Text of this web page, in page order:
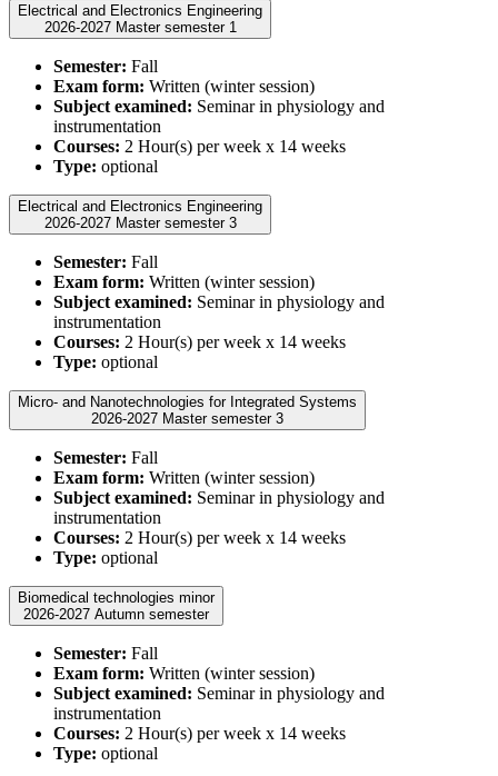
Electrical and Electronics Engineering
2026-2027 Master semester 1
Semester: Fall
Exam form: Written (winter session)
Subject examined: Seminar in physiology and
instrumentation
Courses: 2 Hour(s) per week x 14 weeks
Type: optional
Electrical and Electronics Engineering
2026-2027 Master semester 3
Semester: Fall
Exam form: Written (winter session)
Subject examined: Seminar in physiology and
instrumentation
Courses: 2 Hour(s) per week x 14 weeks
Type: optional
Micro- and Nanotechnologies for Integrated Systems
2026-2027 Master semester 3
Semester: Fall
Exam form: Written (winter session)
Subject examined: Seminar in physiology and
instrumentation
Courses: 2 Hour(s) per week x 14 weeks
Type: optional
Biomedical technologies minor
2026-2027 Autumn semester
Semester: Fall
Exam form: Written (winter session)
Subject examined: Seminar in physiology and
instrumentation
Courses: 2 Hour(s) per week x 14 weeks
Type: optional